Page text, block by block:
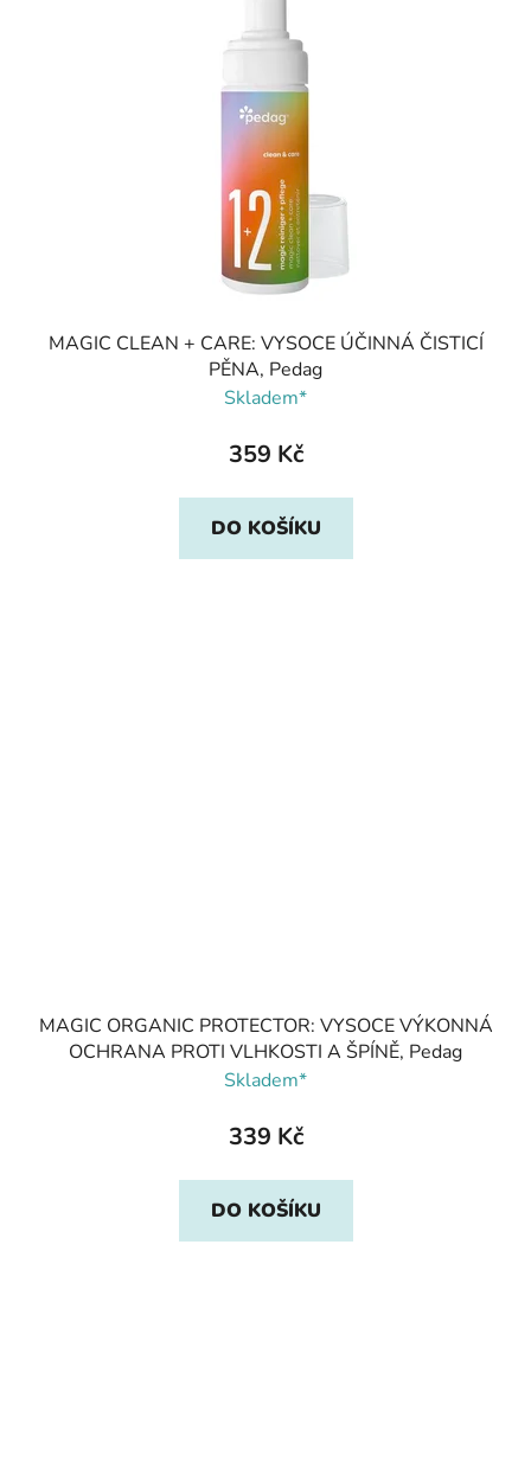
MAGIC CLEAN + CARE: VYSOCE ÚČINNÁ ČISTICÍ
PĚNA, Pedag
Skladem*
359 Kč
DO KOŠÍKU
MAGIC ORGANIC PROTECTOR: VYSOCE VÝKONNÁ
OCHRANA PROTI VLHKOSTI A ŠPÍNĚ, Pedag
Skladem*
339 Kč
DO KOŠÍKU